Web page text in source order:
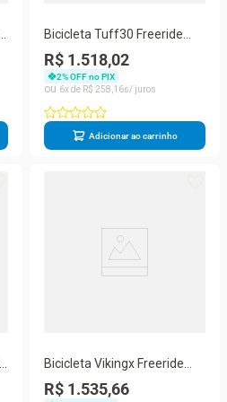
Bicicleta Tuff30 Freeride
Aro 26 Freio a Disco Viking
R$ 1.518,02
2% OFF no PIX
6
R$ 258 16
Adicionar ao carrinho
Bicicleta Vikingx Freeride
Aro 26 Câmbios Shimanos
R$ 1.535,66